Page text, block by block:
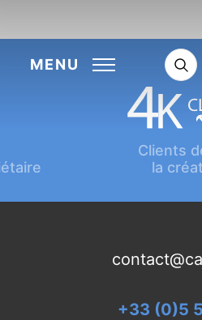
MENU
Clients
la
+33 (0)5